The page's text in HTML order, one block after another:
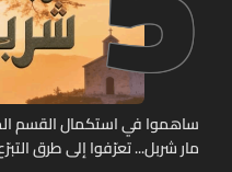
ساهموا في استكمال القسم
مار شربل... تعرّفوا إلى طرق